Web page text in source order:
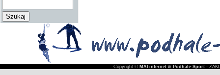
Copyright © MATinternet & Podhale-Sport-